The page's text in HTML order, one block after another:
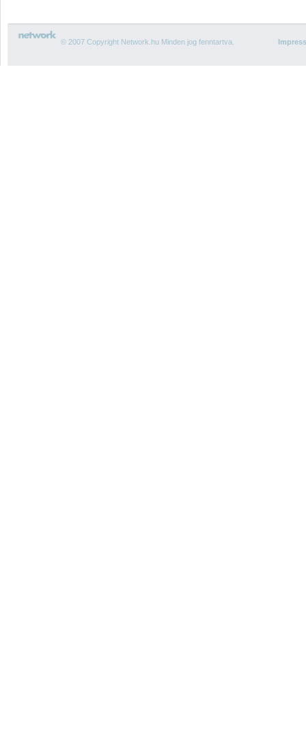
© 2007 Copyright Network.hu Minden jog fenntartva.